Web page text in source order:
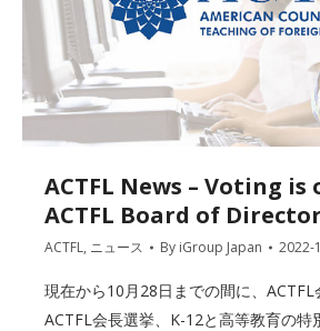
ACTFL News – Voting
ACTFL Board of
ACTFL, ニュース By iGroup Japan 2022-
現在から10月28日までの間に、
ACTFL会長選挙、K-12と高等教育の特